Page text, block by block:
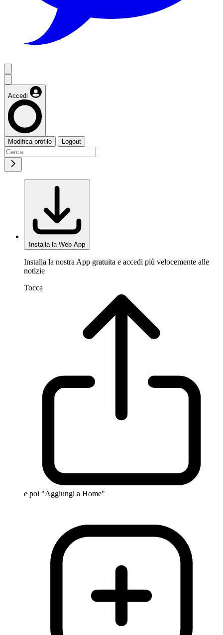
Accedi
Modifica profilo Logout
Installa la Web App
Installa la nostra App gratuita e accedi più velocemente alle
notizie
Tocca
e poi "Aggiungi a Home"